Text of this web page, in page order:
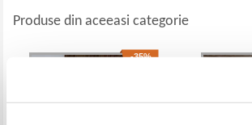
Produse din aceeasi categorie
-35%